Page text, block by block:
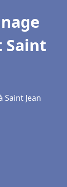
Saint
Jean